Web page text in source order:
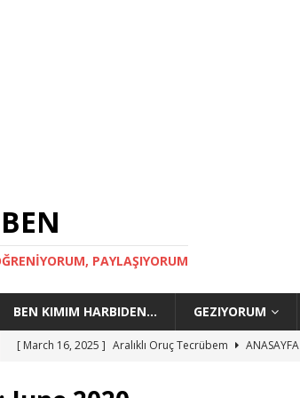
PAYLAŞIYORUM
BEN KIMIM HARBIDEN… GEZIYORUM
[ March 16, 2025 ] Aralıklı Oruç Tecrübem
ANASAYFA